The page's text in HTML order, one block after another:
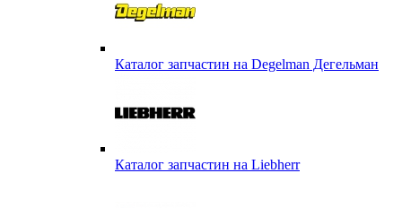
Каталог запчастин на Degelman Дегельман
Каталог запчастин на Liebherr